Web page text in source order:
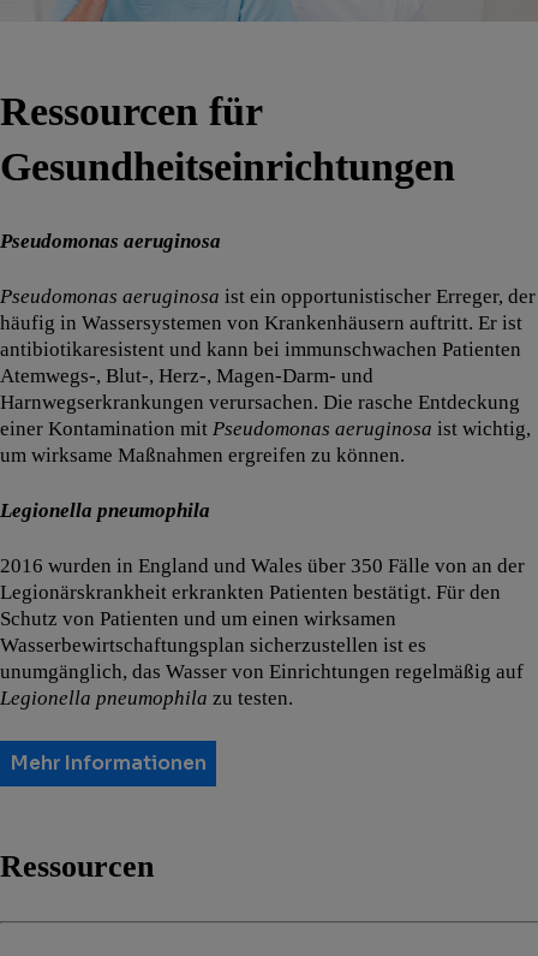
Ressourcen für
Gesundheitseinrichtungen
Pseudomonas aeruginosa
Pseudomonas aeruginosa ist ein opportunistischer Erreger, der
häufig in Wassersystemen von Krankenhäusern auftritt. Er ist
antibiotikaresistent und kann bei immunschwachen Patienten
Atemwegs-, Blut-, Herz-, Magen-Darm- und
Harnwegserkrankungen verursachen. Die rasche Entdeckung
einer Kontamination mit Pseudomonas aeruginosa ist wichtig,
um wirksame Maßnahmen ergreifen zu können.
Legionella pneumophila
2016 wurden in England und Wales über 350 Fälle von an der
Legionärskrankheit erkrankten Patienten bestätigt. Für den
Schutz von Patienten und um einen wirksamen
Wasserbewirtschaftungsplan sicherzustellen ist es
unumgänglich, das Wasser von Einrichtungen regelmäßig auf
Legionella pneumophila zu testen.
Mehr Informationen
Ressourcen